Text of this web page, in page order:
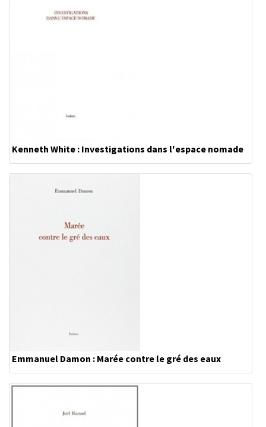
Kenneth White : Investigations dans l'espace nomade
Emmanuel Damon : Marée contre le gré des eaux